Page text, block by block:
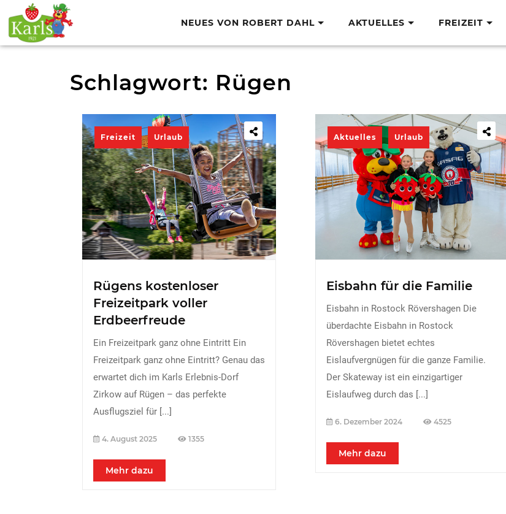
NEUES VON ROBERT DAHL AKTUELLES FREIZEIT
Schlagwort: Rügen
Freizeit Urlaub
Rügens kostenloser
Freizeitpark voller
Erdbeerfreude
Ein Freizeitpark ganz ohne Eintritt Ein
Freizeitpark ganz ohne Eintritt? Genau das
erwartet dich im Karls Erlebnis-Dorf
Zirkow auf Rügen – das perfekte
Ausflugsziel für [...]
4. August 2025 1355
Mehr dazu
Aktuelles Urlaub
Eisbahn für die Familie
Eisbahn in Rostock Rövershagen Die
überdachte Eisbahn in Rostock
Rövershagen bietet echtes
Eislaufvergnügen für die ganze Familie.
Der Skateway ist ein einzigartiger
Eislaufweg durch das [...]
6. Dezember 2024 4525
Mehr dazu